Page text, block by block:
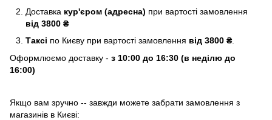
Доставка кур'єром (адресна) при вартості замовлення
від 3800 ₴
Таксі по Києву при вартості замовлення від 3800 ₴.
Оформлюємо доставку - з 10:00 до 16:30 (в неділю до
16:00)
Якщо вам зручно -- завжди можете забрати замовлення з
магазинів в Києві: